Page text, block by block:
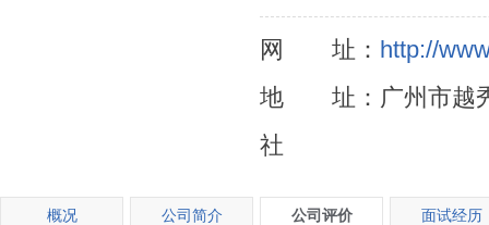
网 址： http://
地 址：广州市越秀
社
概况 公司简介 公司评价 面试经历